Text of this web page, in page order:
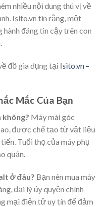
nhiều nội dung thú vị về
Isito.vn tin rằng, một
đáng tin cậy trên con
đồ gia dụng tại Isito.vn –
Mắc Của Bạn
không? Máy mài góc
được chế tạo từ vật liệu
Tuổi thọ của máy phụ
quản.
ở đâu? Bạn nên mua máy
đại lý ủy quyền chính
mại điện tử uy tín để đảm